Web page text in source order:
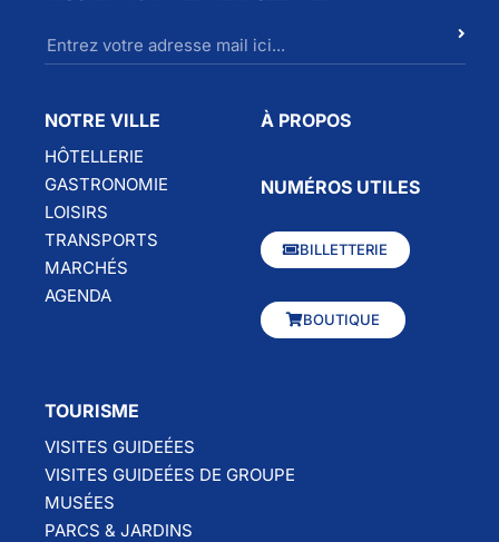
NOTRE VILLE
HÔTELLERIE
GASTRONOMIE
LOISIRS
TRANSPORTS
MARCHÉS
AGENDA
À PROPOS
NUMÉROS UTILES
BILLETTERIE
BOUTIQUE
TOURISME
VISITES GUIDEÉES
VISITES GUIDEÉES DE GROUPE
MUSÉES
PARCS & JARDINS